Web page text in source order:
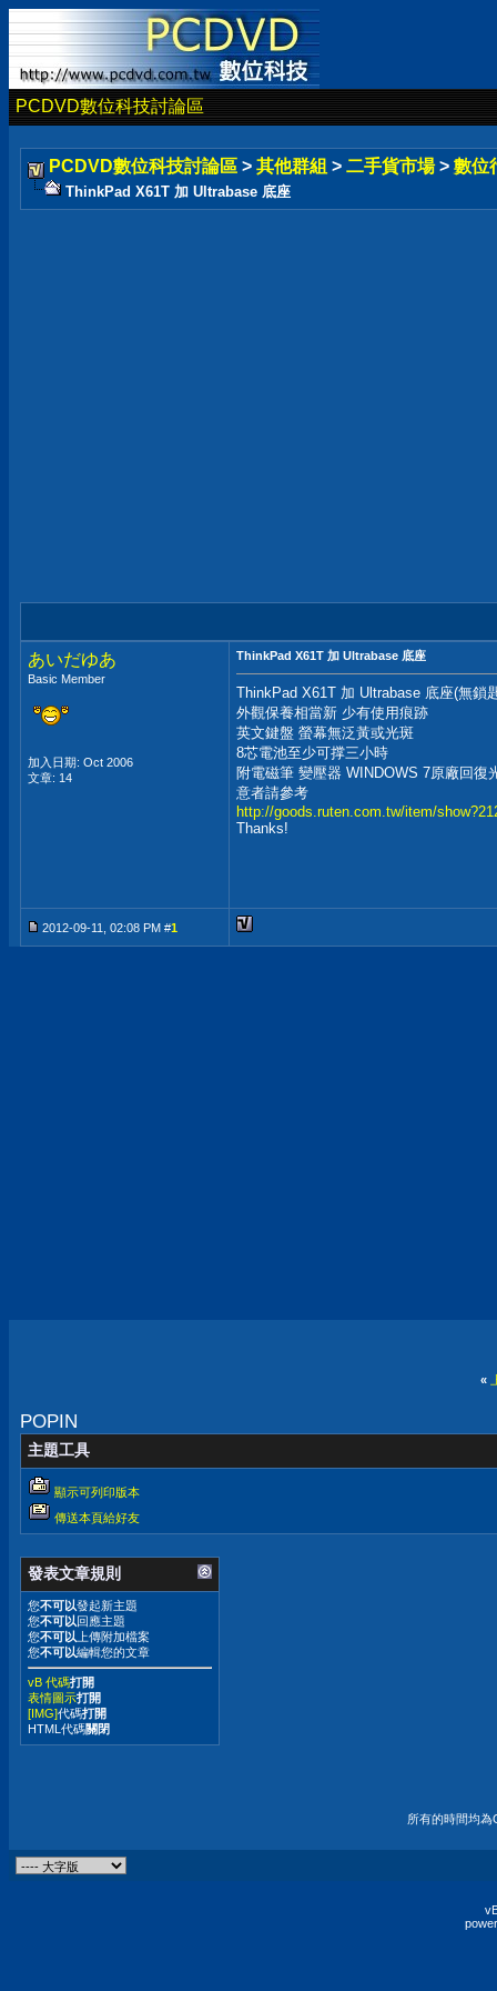
PCDVD數位科技討論區
PCDVD數位科技討論區 > 其他群組 > 二手貨市場 > 數位
ThinkPad X61T 加 Ultrabase 底座
あいだゆあ
Basic Member
加入日期: Oct 2006
文章: 14
ThinkPad X61T 加 Ultrabase 底座
ThinkPad X61T 加 Ultrabase 底座(無鎖
外觀保養相當新 少有使用痕跡
英文鍵盤 螢幕無泛黃或光斑
8芯電池至少可撑三小時
附電磁筆 變壓器 WINDOWS 7原廠回復
意者請參考
http://goods.ruten.com.tw/item/
Thanks!
2012-09-11, 02:08 PM #1
«
POPIN
主題工具
顯示可列印版本
傳送本頁給好友
發表文章規則
您不可以發起新主題
您不可以回應主題
您不可以 上傳附加檔案
您不可以編輯您的文章
vB 代碼打開
表情圖示打開
[IMG]代碼打開
HTML代碼關閉
所有的時間均為